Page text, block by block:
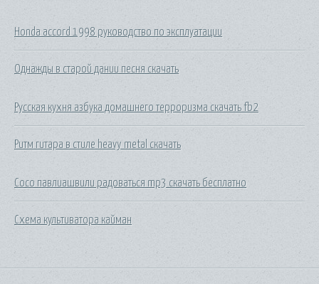
Honda accord 1998 руководство по эксплуатации
Однажды в старой дании песня скачать
Русская кухня азбука домашнего терроризма скачать fb2
Ритм гитара в стиле heavy metal скачать
Сосо павлиашвили радоваться mp3 скачать бесплатно
Схема культиватора кайман